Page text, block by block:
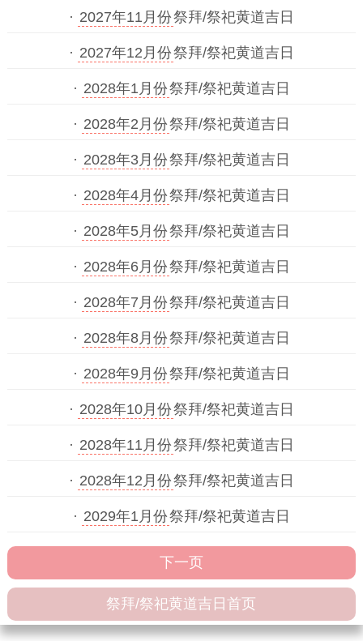
· 2027年11月份祭拜/祭祀黄道吉日
· 2027年12月份祭拜/祭祀黄道吉日
· 2028年1月份祭拜/祭祀黄道吉日
· 2028年2月份祭拜/祭祀黄道吉日
· 2028年3月份祭拜/祭祀黄道吉日
· 2028年4月份祭拜/祭祀黄道吉日
· 2028年5月份祭拜/祭祀黄道吉日
· 2028年6月份祭拜/祭祀黄道吉日
· 2028年7月份祭拜/祭祀黄道吉日
· 2028年8月份祭拜/祭祀黄道吉日
· 2028年9月份祭拜/祭祀黄道吉日
· 2028年10月份祭拜/祭祀黄道吉日
· 2028年11月份祭拜/祭祀黄道吉日
· 2028年12月份祭拜/祭祀黄道吉日
· 2029年1月份祭拜/祭祀黄道吉日
下一页
祭拜/祭祀黄道吉日首页